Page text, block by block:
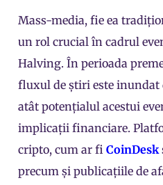
Mass-media, fie ea
un rol crucial în cadrul
Halving. În perioada
fluxul de știri este inundat
atât potențialul acestui
implicații financiare.
cripto, cum ar fi CoinDesk
precum și publicațiile de